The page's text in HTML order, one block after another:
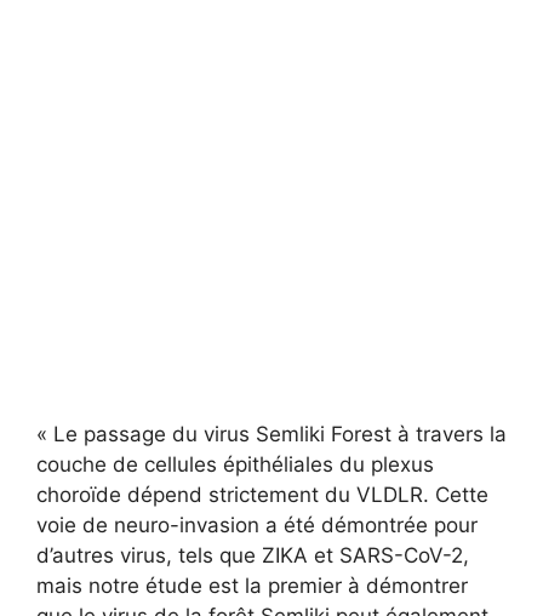
« Le passage du virus Semliki Forest à travers la
couche de cellules épithéliales du plexus
choroïde dépend strictement du VLDLR. Cette
voie de neuro-invasion a été démontrée pour
d’autres virus, tels que ZIKA et SARS-CoV-2,
mais notre étude est la premier à démontrer